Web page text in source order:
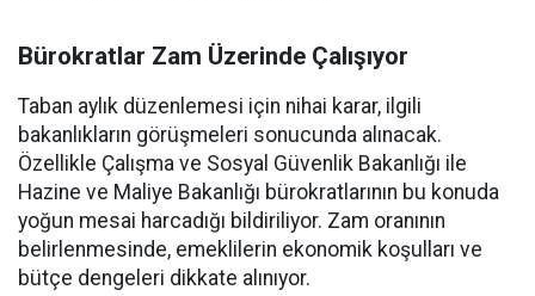
Bürokratlar Zam Üzerinde Çalışıyor
Taban aylık düzenlemesi için nihai karar, ilgili
bakanlıkların görüşmeleri sonucunda alınacak.
Özellikle Çalışma ve Sosyal Güvenlik Bakanlığı ile
Hazine ve Maliye Bakanlığı bürokratlarının bu konuda
yoğun mesai harcadığı bildiriliyor. Zam oranının
belirlenmesinde, emeklilerin ekonomik koşulları ve
bütçe dengeleri dikkate alınıyor.